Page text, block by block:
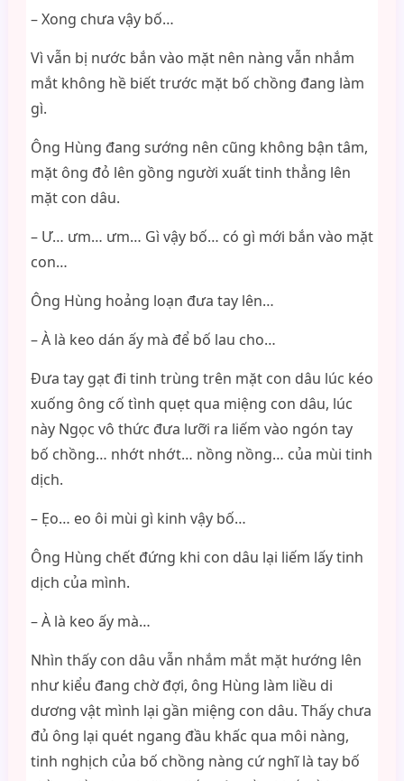
– Xong chưa vậy bố…
Vì vẫn bị nước bắn vào mặt nên nàng vẫn nhắm
mắt không hề biết trước mặt bố chồng đang làm
gì.
Ông Hùng đang sướng nên cũng không bận tâm,
mặt ông đỏ lên gồng người xuất tinh thẳng lên
mặt con dâu.
– Ư… ưm… ưm… Gì vậy bố… có gì mới bắn vào mặt
con…
Ông Hùng hoảng loạn đưa tay lên…
– À là keo dán ấy mà để bố lau cho…
Đưa tay gạt đi tinh trùng trên mặt con dâu lúc kéo
xuống ông cố tình quẹt qua miệng con dâu, lúc
này Ngọc vô thức đưa lưỡi ra liếm vào ngón tay
bố chồng… nhớt nhớt… nồng nồng… của mùi tinh
dịch.
– Ẹo… eo ôi mùi gì kinh vậy bố…
Ông Hùng chết đứng khi con dâu lại liếm lấy tinh
dịch của mình.
– À là keo ấy mà…
Nhìn thấy con dâu vẫn nhắm mắt mặt hướng lên
như kiểu đang chờ đợi, ông Hùng làm liều di
dương vật mình lại gần miệng con dâu. Thấy chưa
đủ ông lại quét ngang đầu khấc qua môi nàng,
tinh nghịch của bố chồng nàng cứ nghĩ là tay bố